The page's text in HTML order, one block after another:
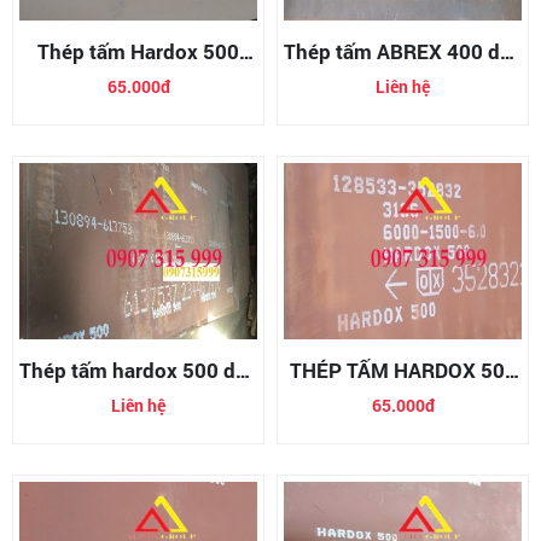
Thép tấm Hardox 500
dày 20mm/20ly/20li
65.000đ
Thép tấm ABREX 400 dày
12mm/12ly/12li chịu
mài mòn giá rẻ
Liên hệ
Thép tấm hardox 500 dày
16mm/16ly/16li
Liên hệ
THÉP TẤM HARDOX 500
DÀY 6MM/6LI /6LY
65.000đ